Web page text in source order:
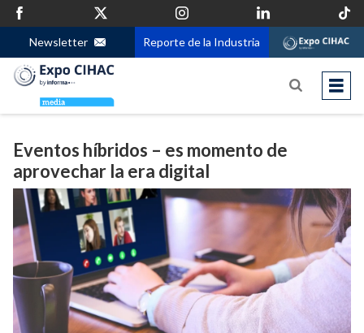
Newsletter Reporte de la Industria
Eventos híbridos – es momento de
aprovechar la era digital